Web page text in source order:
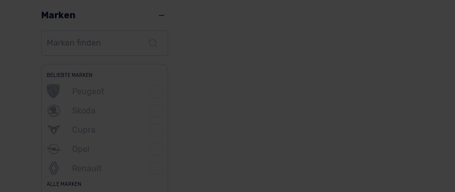
Marken
BELIEBTE MARKEN
Peugeot
Skoda
Cupra
Opel
Renault
ALLE MARKEN